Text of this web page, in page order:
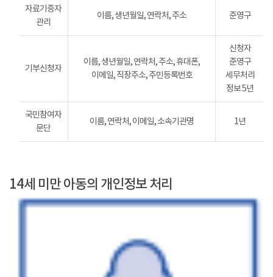
자료기증자
관리
이름, 생년월일, 연락처, 주소 준영구
기부신청자
이름, 생년월일, 연락처, 주소, 휴대폰,
이메일, 직장주소, 주민등록번호
신청자
준영구
세무처리
정보 5년
국민참여자
문단
이름, 연락처, 이메일, 소속기관명 1년
14세 미만 아동의 개인정보 처리